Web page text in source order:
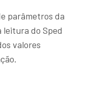
parâmetros da
do Sped
valores